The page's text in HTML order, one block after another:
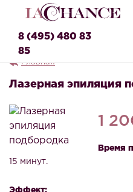
8 (495) 480 83
85
Главная
Лазерная эпиляция
1
Время
15 минут.
Эффект: